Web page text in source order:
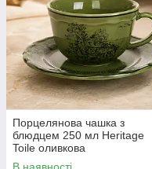
Порцелянова чашка з
блюдцем 250 мл Heritage
Toile оливкова